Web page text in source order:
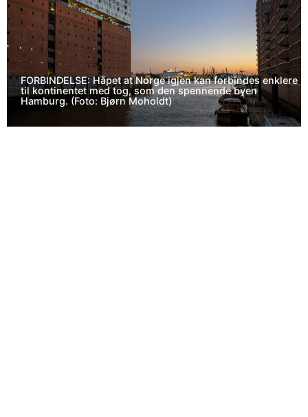
FORBINDELSE: Håpet at Norge igjen kan forbindes enklere
til kontinentet med tog, som den spennende byen
Hamburg. (Foto: Bjørn Moholdt)